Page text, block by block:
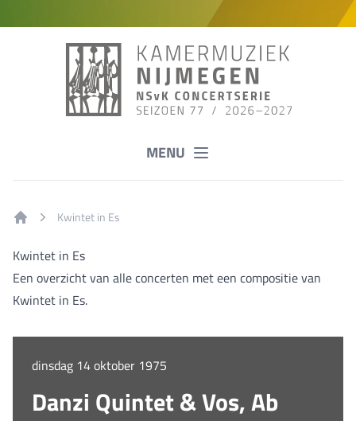
MENU
Kwintet in Es
Kwintet in Es
Een overzicht van alle concerten met een compositie van
Kwintet in Es.
dinsdag 14 oktober 1975
Danzi Quintet & Vos, Ab